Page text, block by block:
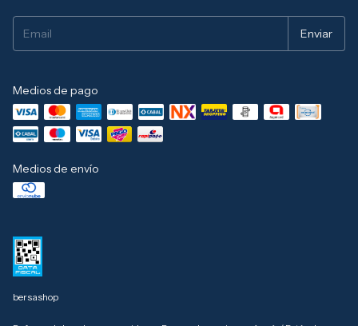
Medios de pago
Medios de envío
bersashop